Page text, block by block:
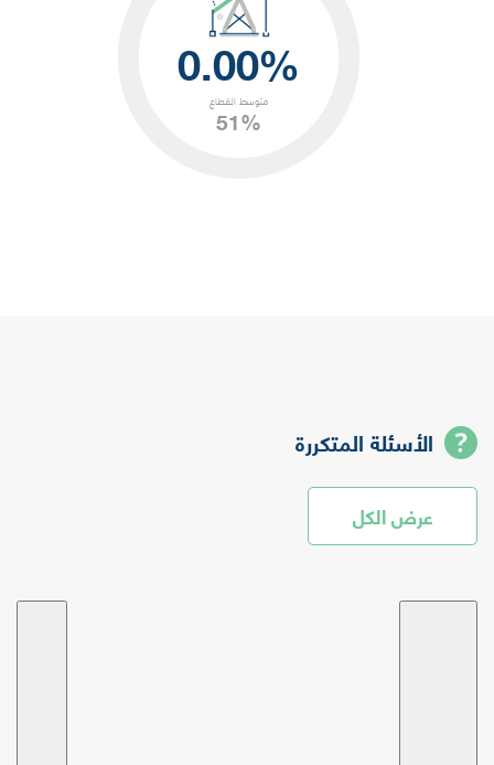
0.00%
متوسط القطاع
51%
الأسئلة المتكررة
عرض الكل